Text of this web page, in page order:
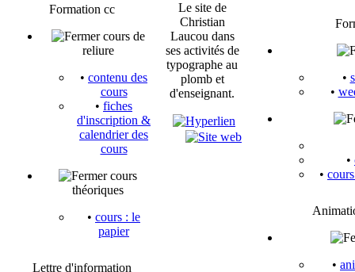
Formation cc
cours de
reliure
• contenu des
cours
• fiches
d'inscription &
calendrier des
cours
cours
théoriques
• cours : le
papier
Lettre d'information
Le site de
Christian
Laucou dans
ses activités de
typographe au
plomb et
d'enseignant.
•
•
•
•
•